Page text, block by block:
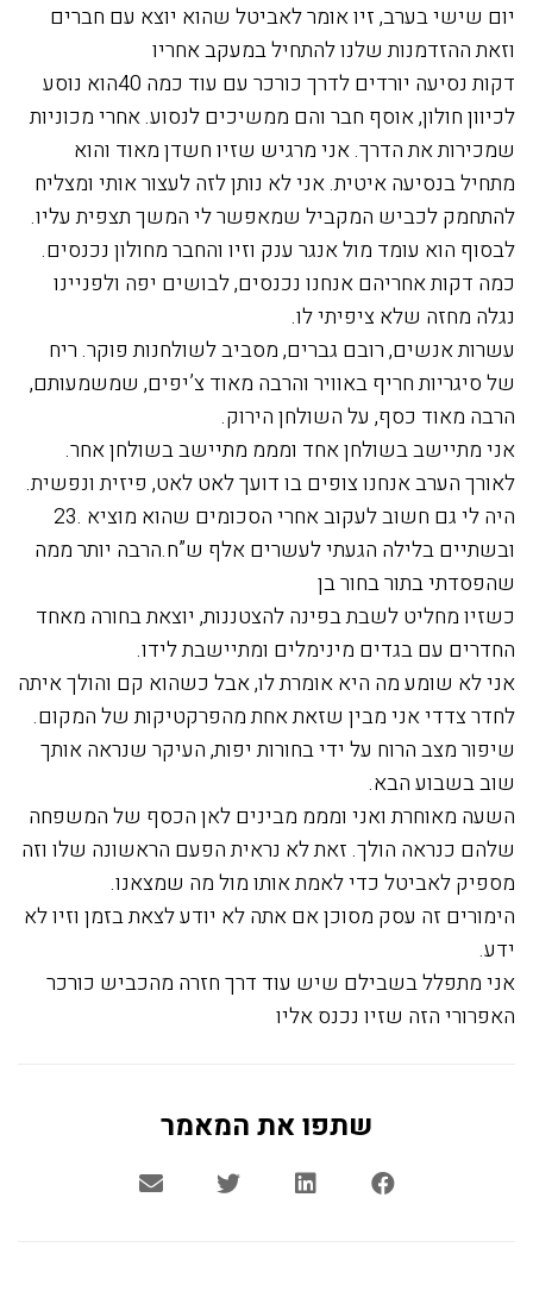
יום שישי בערב, זיו אומר לאביטל שהוא יוצא עם חברים
וזאת ההזדמנות שלנו להתחיל במעקב אחריו
דקות נסיעה יורדים לדרך כורכר עם עוד כמה 40הוא נוסע
לכיוון חולון, אוסף חבר והם ממשיכים לנסוע. אחרי מכוניות
שמכירות את הדרך. אני מרגיש שזיו חשדן מאוד והוא
מתחיל בנסיעה איטית. אני לא נותן לזה לעצור אותי ומצליח
להתחמק לכביש המקביל שמאפשר לי המשך תצפית עליו.
לבסוף הוא עומד מול אנגר ענק וזיו והחבר מחולון נכנסים.
כמה דקות אחריהם אנחנו נכנסים, לבושים יפה ולפניינו
נגלה מחזה שלא ציפיתי לו.
עשרות אנשים, רובם גברים, מסביב לשולחנות פוקר. ריח
של סיגריות חריף באוויר והרבה מאוד צ’יפים, שמשמעותם,
הרבה מאוד כסף, על השולחן הירוק.
אני מתיישב בשולחן אחד ומממ מתיישב בשולחן אחר.
לאורך הערב אנחנו צופים בו דועך לאט לאט, פיזית ונפשית.
היה לי גם חשוב לעקוב אחרי הסכומים שהוא מוציא .23
ובשתיים בלילה הגעתי לעשרים אלף ש”ח.הרבה יותר ממה
שהפסדתי בתור בחור בן
כשזיו מחליט לשבת בפינה להצטננות, יוצאת בחורה מאחד
החדרים עם בגדים מינימלים ומתיישבת לידו.
אני לא שומע מה היא אומרת לו, אבל כשהוא קם והולך איתה
לחדר צדדי אני מבין שזאת אחת מהפרקטיקות של המקום.
שיפור מצב הרוח על ידי בחורות יפות, העיקר שנראה אותך
שוב בשבוע הבא.
השעה מאוחרת ואני ומממ מבינים לאן הכסף של המשפחה
שלהם כנראה הולך. זאת לא נראית הפעם הראשונה שלו וזה
מספיק לאביטל כדי לאמת אותו מול מה שמצאנו.
הימורים זה עסק מסוכן אם אתה לא יודע לצאת בזמן וזיו לא
ידע.
אני מתפלל בשבילם שיש עוד דרך חזרה מהכביש כורכר
האפרורי הזה שזיו נכנס אליו
שתפו את המאמר